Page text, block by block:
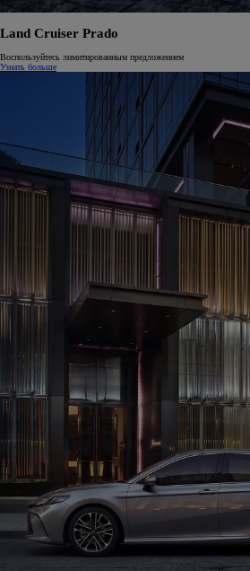
Land Cruiser Prado
Воспользуйтесь лимитированным предложением
Узнать больше